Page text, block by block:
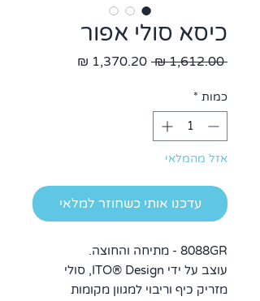
כיסא סולי אפור
‏1,612.00 ‏₪
מחיר
כמות *
אזל מהמלאי
עדכנו אותי כשחוזר למלאי
8088GR - מתיחה והחוצה.
עוצב על ידי ITO® Design, סולי
מזריק כיף וריבוי למגוון מקומות